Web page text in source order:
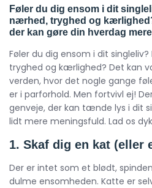
Føler du dig ensom i dit
nærhed, tryghed og
der kan gøre din hverdag
Føler du dig ensom i dit
tryghed og kærlighed? Det kan
verden, hvor det nogle gange
er i parforhold. Men fortvivl ej!
genveje, der kan tænde lys i dit
lidt mere meningsfuld. Lad os
1. Skaf dig en kat (eller
Der er intet som et blødt,
dulme ensomheden. Katte er